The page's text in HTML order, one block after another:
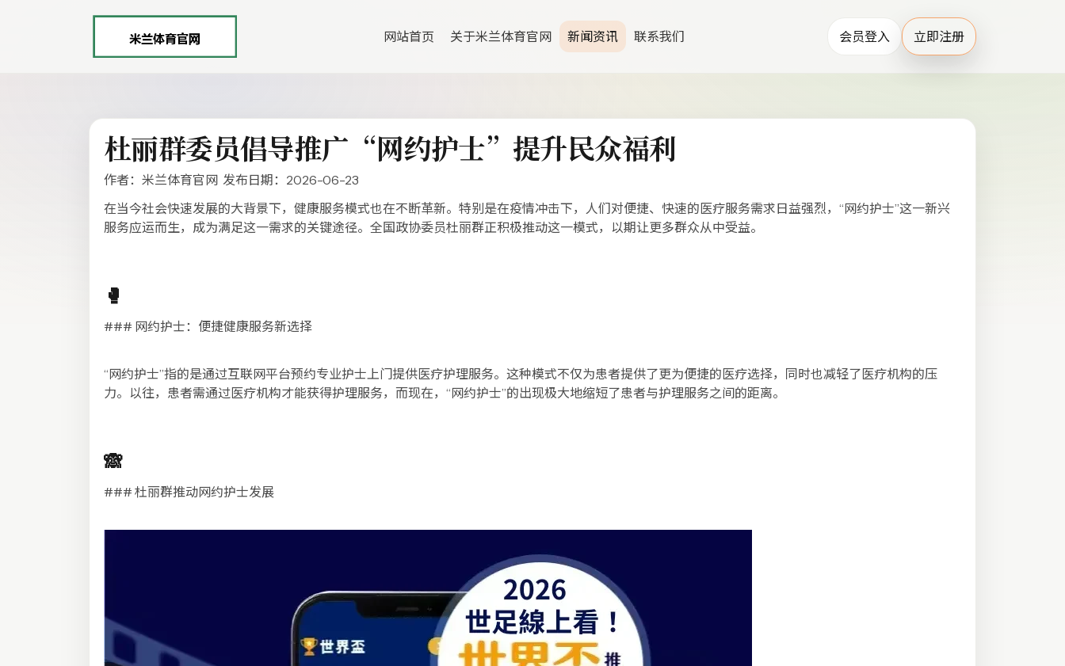
网站首页 关于米兰体育官网 新闻资讯 联系我们 会员登入 立即注册
杜丽群委员倡导推广“网约护士”提升民众福利
作者：米兰体育官网 发布日期：2026-06-23
在当今社会快速发展的大背景下，健康服务模式也在不断革新。特别是在疫情冲击下，人们对便捷、快速的医疗服务需求日益强烈，“网约护士”这一新兴
服务应运而生，成为满足这一需求的关键途径。全国政协委员杜丽群正积极推动这一模式，以期让更多群众从中受益。
🥊
### 网约护士：便捷健康服务新选择
“网约护士”指的是通过互联网平台预约专业护士上门提供医疗护理服务。这种模式不仅为患者提供了更为便捷的医疗选择，同时也减轻了医疗机构的压
力。以往，患者需通过医疗机构才能获得护理服务，而现在，“网约护士”的出现极大地缩短了患者与护理服务之间的距离。
🙈
### 杜丽群推动网约护士发展